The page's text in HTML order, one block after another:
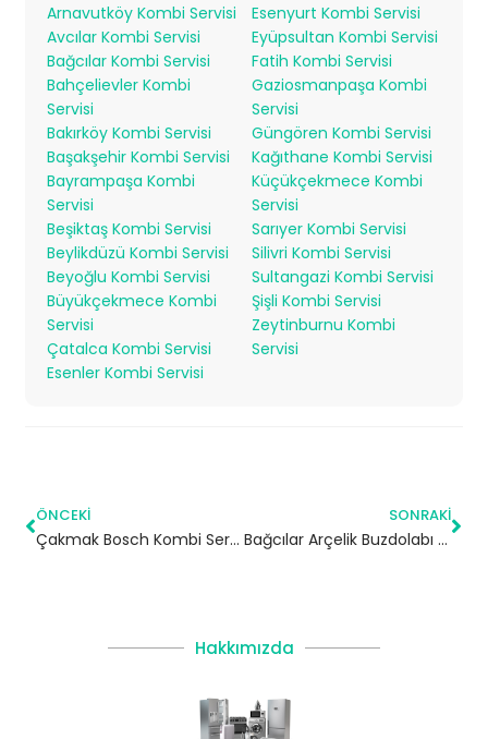
Arnavutköy Kombi Servisi
Avcılar Kombi Servisi
Bağcılar Kombi Servisi
Bahçelievler Kombi
Servisi
Bakırköy Kombi Servisi
Başakşehir Kombi Servisi
Bayrampaşa Kombi
Servisi
Beşiktaş Kombi Servisi
Beylikdüzü Kombi Servisi
Beyoğlu Kombi Servisi
Büyükçekmece Kombi
Servisi
Çatalca Kombi Servisi
Esenler Kombi Servisi
Esenyurt Kombi Servisi
Eyüpsultan Kombi Servisi
Fatih Kombi Servisi
Gaziosmanpaşa Kombi
Servisi
Güngören Kombi Servisi
Kağıthane Kombi Servisi
Küçükçekmece Kombi
Servisi
Sarıyer Kombi Servisi
Silivri Kombi Servisi
Sultangazi Kombi Servisi
Şişli Kombi Servisi
Zeytinburnu Kombi
Servisi
ÖNCEKI
Çakmak Bosch Kombi Servisi – Ümraniye Yetkili Servis
SONRAKI
Bağcılar Arçelik Buzdolabı Servisi – 7/24 Teknik Servis
Hakkımızda